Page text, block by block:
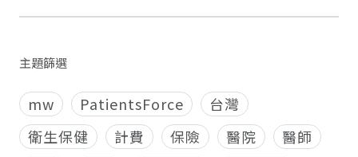
主題篩選
mw PatientsForce
台灣
衛生保健
計費 保險 醫院
醫師